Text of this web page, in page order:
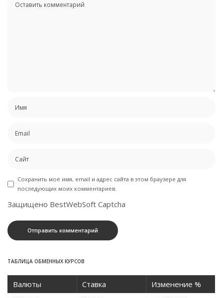
Сохранить моё имя, email и адрес сайта в этом браузере для
последующих моих комментариев.
Защищено BestWebSoft Captcha
ТАБЛИЦА ОБМЕННЫХ КУРСОВ
Валюты Ставка
Изменение %